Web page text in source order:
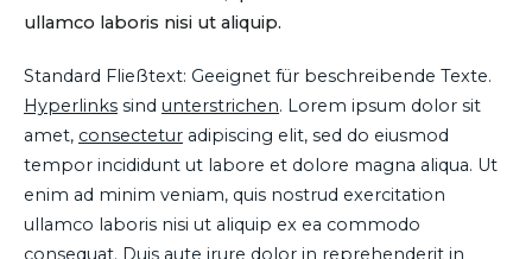
ullamco laboris nisi ut aliquip.
Standard Fließtext: Geeignet für beschreibende Texte.
Hyperlinks sind unterstrichen. Lorem ipsum dolor sit
amet, consectetur adipiscing elit, sed do eiusmod
tempor incididunt ut labore et dolore magna aliqua. Ut
enim ad minim veniam, quis nostrud exercitation
ullamco laboris nisi ut aliquip ex ea commodo
consequat. Duis aute irure dolor in reprehenderit in